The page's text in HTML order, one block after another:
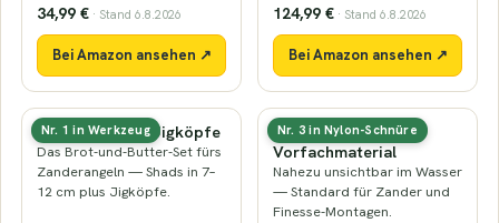
34,99 € · Stand 6.8.2026
Bei Amazon ansehen ↗
124,99 € · Stand 6.8.2026
Bei Amazon ansehen ↗
Nr. 1 in Werkzeug
Gummifische & Jigköpfe
Das Brot-und-Butter-Set fürs
Zanderangeln — Shads in 7–
12 cm plus Jigköpfe.
Nr. 3 in Nylon-Schnüre
Fluorocarbon-
Vorfachmaterial
Nahezu unsichtbar im Wasser
— Standard für Zander und
Finesse-Montagen.